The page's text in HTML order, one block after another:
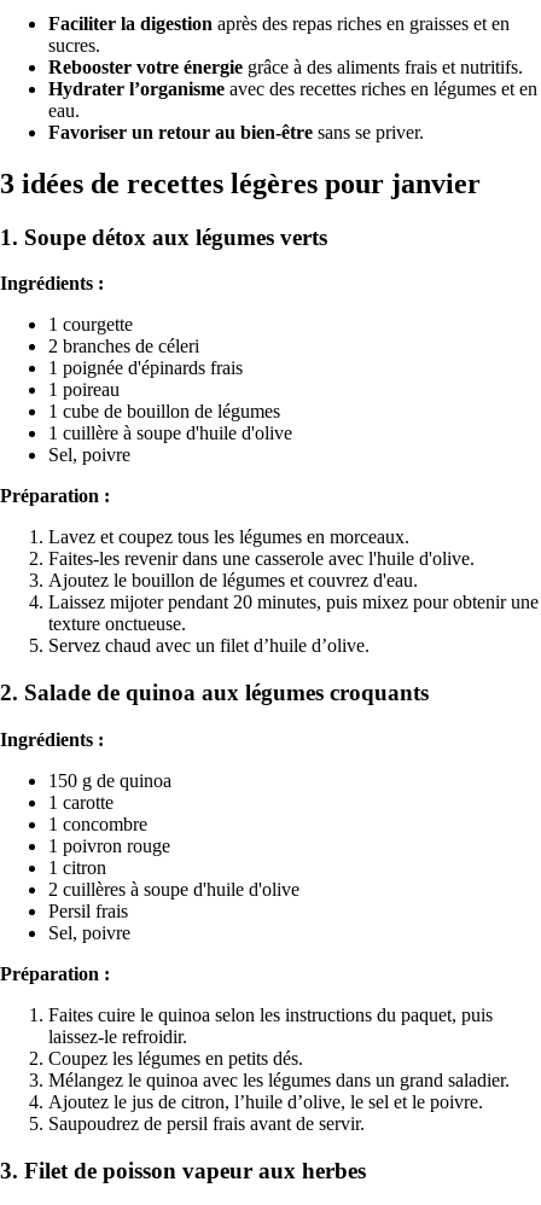
Faciliter la digestion après des repas riches en graisses et en
sucres.
Rebooster votre énergie grâce à des aliments frais et nutritifs.
Hydrater l’organisme avec des recettes riches en légumes et en
eau.
Favoriser un retour au bien-être sans se priver.
3 idées de recettes légères pour janvier
1. Soupe détox aux légumes verts
Ingrédients :
1 courgette
2 branches de céleri
1 poignée d'épinards frais
1 poireau
1 cube de bouillon de légumes
1 cuillère à soupe d'huile d'olive
Sel, poivre
Préparation :
Lavez et coupez tous les légumes en morceaux.
Faites-les revenir dans une casserole avec l'huile d'olive.
Ajoutez le bouillon de légumes et couvrez d'eau.
Laissez mijoter pendant 20 minutes, puis mixez pour obtenir une
texture onctueuse.
Servez chaud avec un filet d’huile d’olive.
2. Salade de quinoa aux légumes croquants
Ingrédients :
150 g de quinoa
1 carotte
1 concombre
1 poivron rouge
1 citron
2 cuillères à soupe d'huile d'olive
Persil frais
Sel, poivre
Préparation :
Faites cuire le quinoa selon les instructions du paquet, puis
laissez-le refroidir.
Coupez les légumes en petits dés.
Mélangez le quinoa avec les légumes dans un grand saladier.
Ajoutez le jus de citron, l’huile d’olive, le sel et le poivre.
Saupoudrez de persil frais avant de servir.
3. Filet de poisson vapeur aux herbes